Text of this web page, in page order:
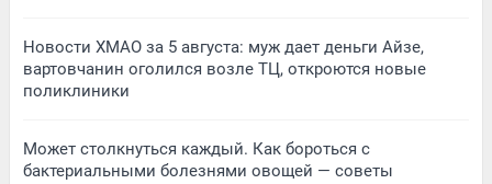
Новости ХМАО за 5 августа: муж дает деньги Айзе,
вартовчанин оголился возле ТЦ, откроются новые
поликлиники
Может столкнуться каждый. Как бороться с
бактериальными болезнями овощей — советы